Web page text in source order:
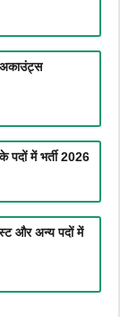
पदों में भर्ती 2026
और अन्य पदों में